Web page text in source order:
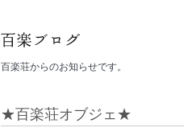
百楽荘からのお知らせです。
★百楽荘オブジェ★